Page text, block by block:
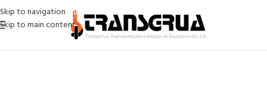
Skip to navigation
Skip to main content
ESO ( Equipamentos sem operador)/Autoplataformas